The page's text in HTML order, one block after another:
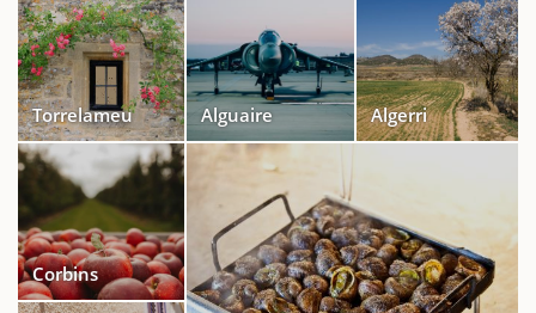
Torrelameu Alguaire Algerri
Corbins